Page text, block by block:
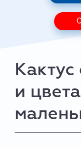
Кактус
и